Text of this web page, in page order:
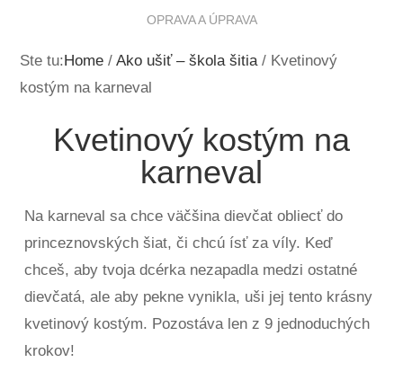
OPRAVA A ÚPRAVA
Ste tu:Home / Ako ušiť – škola šitia / Kvetinový
kostým na karneval
Kvetinový kostým na
karneval
Na karneval sa chce väčšina dievčat obliecť do
princeznovských šiat, či chcú ísť za víly. Keď
chceš, aby tvoja dcérka nezapadla medzi ostatné
dievčatá, ale aby pekne vynikla, uši jej tento krásny
kvetinový kostým. Pozostáva len z 9 jednoduchých
krokov!